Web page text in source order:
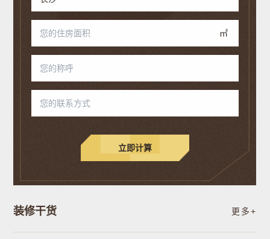
㎡
立即计算
装修干货 更多+